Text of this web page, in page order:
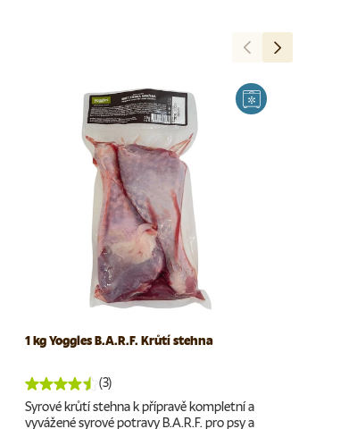
Předchozí
Další
1 kg Yoggies B.A.R.F. Krůtí stehna
(3)
Syrové krůtí stehna k přípravě kompletní a
vyvážené syrové potravy B.A.R.F. pro psy a